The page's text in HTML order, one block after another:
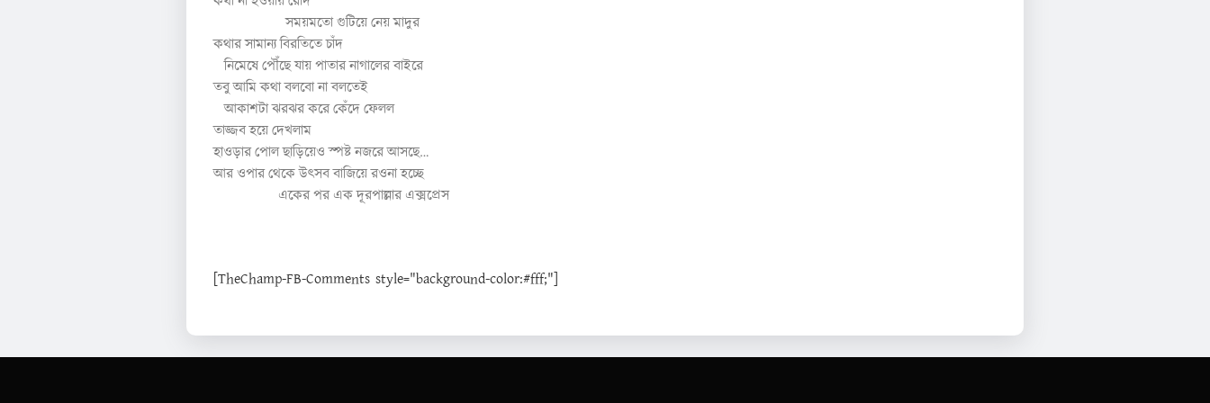
সময়মতো গুটিয়ে নেয় মাদুর
কথার সামান্য বিরতিতে চাঁদ
নিমেষে পৌঁছে যায় পাতার নাগালের বাইরে
তবু আমি কথা বলবো না বলতেই
আকাশটা ঝরঝর করে কেঁদে ফেলল
তাজ্জব হয়ে দেখলাম
হাওড়ার পোল ছাড়িয়েও স্পষ্ট নজরে আসছে…
আর ওপার থেকে উৎসব বাজিয়ে রওনা হচ্ছে
একের পর এক দূরপাল্লার এক্সপ্রেস
[TheChamp-FB-Comments style="background-color:#fff;"]